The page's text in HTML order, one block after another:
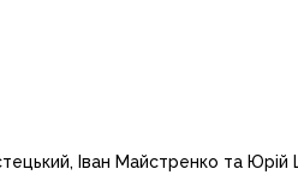
Іван Майстренко та